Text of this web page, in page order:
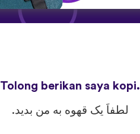
Tolong berikan saya kopi.
لطفاَ یک قهوه به من بدید.